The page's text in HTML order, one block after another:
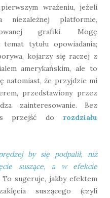
wrażeniu, jeżeli
platformie,
grafiki. Mogę
tytułu opowiadania;
kojarzy się raczej z
amerykańskim, ale to
natomiast, że przyjdzie mi
przedstawiony przez
zainteresowanie. Bez
przejść do rozdziału
by się podpalił, niż
suszące, a w efekcie
To sugeruje, jakby efektem
suszącego (czyli